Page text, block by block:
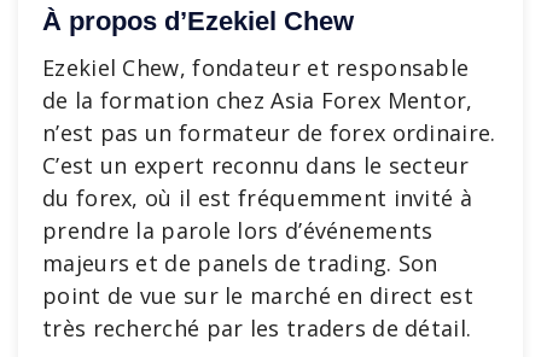
À propos d’Ezekiel Chew
Ezekiel Chew, fondateur et responsable
de la formation chez Asia Forex Mentor,
n’est pas un formateur de forex ordinaire.
C’est un expert reconnu dans le secteur
du forex, où il est fréquemment invité à
prendre la parole lors d’événements
majeurs et de panels de trading. Son
point de vue sur le marché en direct est
très recherché par les traders de détail.